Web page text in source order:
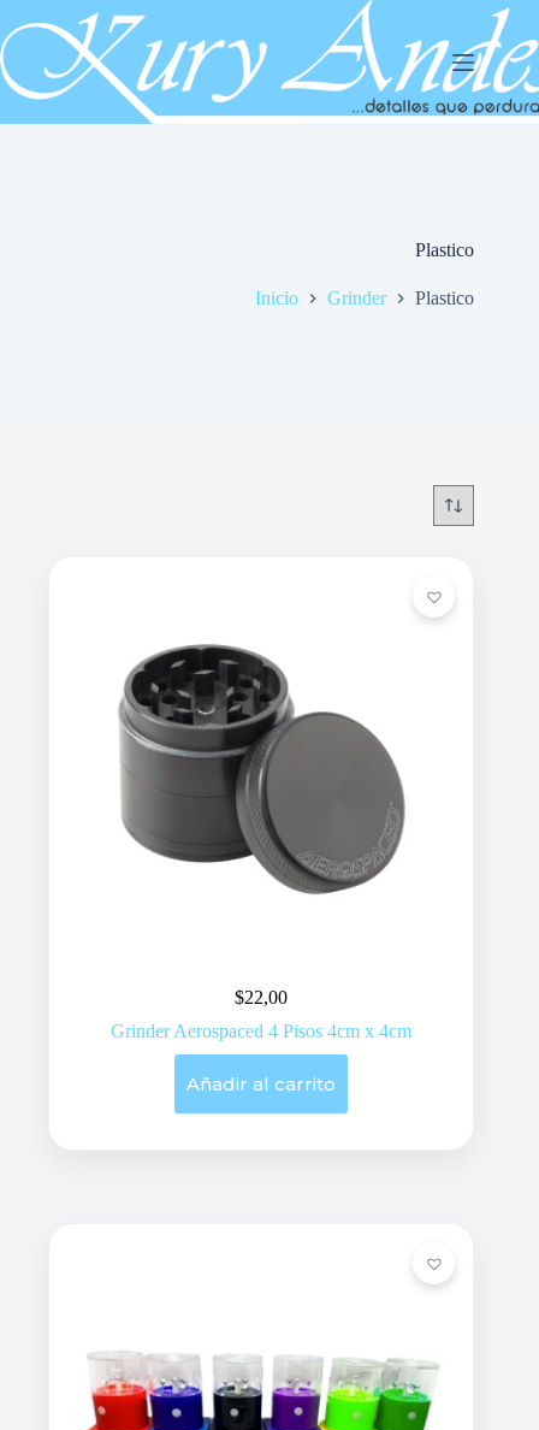
al
contenido
Plastico
Inicio Grinder Plastico
$22,00
Grinder Aerospaced 4 Pisos 4cm x 4cm
Añadir al carrito